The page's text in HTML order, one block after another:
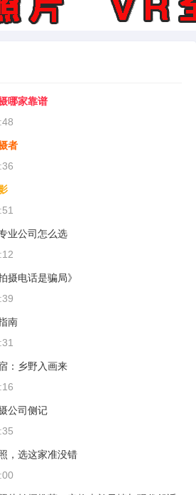
哪家靠谱
者
业公司怎么选
摄电话是骗局》
南
：乡野入画来
公司侧记
，选这家准没错